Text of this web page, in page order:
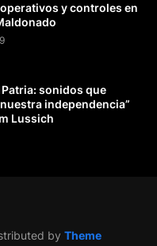
y controles en
sonidos que
independencia”
Lussich
by Theme